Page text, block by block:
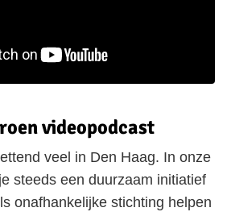
videopodcast
veel in Den Haag. In onze
steeds een duurzaam initiatief
onafhankelijke stichting helpen